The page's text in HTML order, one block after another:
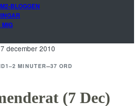
BLOGGEN
MIG
7 december 2010
1–2 MINUTER–37 ORD
(7 Dec)